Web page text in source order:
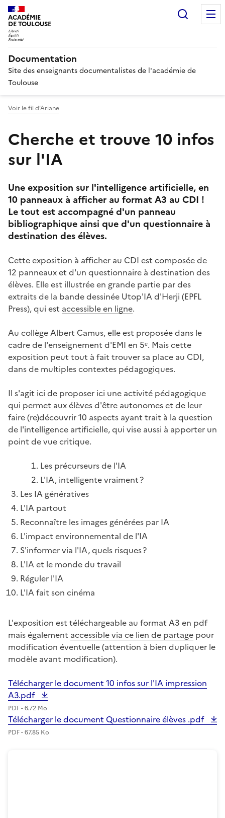
ACADÉMIE
DE TOULOUSE
Documentation
Site des enseignants documentalistes de l'académie de
Toulouse
Voir le fil d’Ariane
Cherche et trouve 10 infos
sur l'IA
Une exposition sur l'intelligence artificielle, en
10 panneaux à afficher au format A3 au CDI !
Le tout est accompagné d'un panneau
bibliographique ainsi que d'un questionnaire à
destination des élèves.
Cette exposition à afficher au CDI est composée de
12 panneaux et d'un questionnaire à destination des
élèves. Elle est illustrée en grande partie par des
extraits de la bande dessinée Utop'IA d'Herji (EPFL
Press), qui est accessible en ligne.
Au collège Albert Camus, elle est proposée dans le
cadre de l'enseignement d'EMI en 5ᵉ. Mais cette
exposition peut tout à fait trouver sa place au CDI,
dans de multiples contextes pédagogiques.
Il s'agit ici de proposer ici une activité pédagogique
qui permet aux élèves d'être autonomes et de leur
faire (re)découvrir 10 aspects ayant trait à la question
de l'intelligence artificielle, qui vise aussi à apporter un
point de vue critique.
ImageLes précurseurs de l'IA
L'IA, intelligente vraiment ?
Les IA génératives
L'IA partout
Reconnaître les images générées par IA
L'impact environnemental de l'IA
S'informer via l'IA, quels risques ?
L'IA et le monde du travail
Réguler l'IA
L'IA fait son cinéma
L'exposition est téléchargeable au format A3 en pdf
mais également accessible via ce lien de partage pour
modification éventuelle (attention à bien dupliquer le
modèle avant modification).
Télécharger le document 10 infos sur l'IA impression
A3.pdf
PDF - 6.72 Mo
Télécharger le document Questionnaire élèves .pdf
PDF - 67.85 Ko